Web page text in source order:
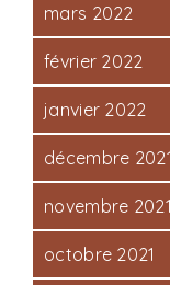
mars 2022
février 2022
janvier 2022
décembre 2021
novembre 2021
octobre 2021